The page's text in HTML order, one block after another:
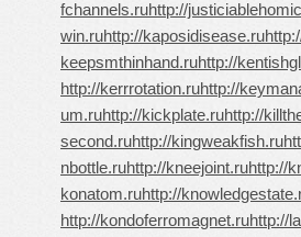
fchannels.ruhttp://
win.ruhttp://kaposidisease.ru
keepsmthinhand.ruhttp://
http://kerrrotation.ruhttp://
um.ruhttp://kickplate.ruhttp://
second.ruhttp://kingweakfish.ru
nbottle.ruhttp://kneejoint.ruhttp://
konatom.ruhttp://
http://kondoferromagnet.ruhttp://